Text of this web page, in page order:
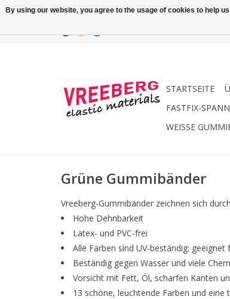
STARTSEITE
FASTFIX-
WEISSE
Grüne Gummibänder
Vreeberg-Gummibänder zeichnen sich
Hohe Dehnbarkeit
Latex- und PVC-frei
Alle Farben sind UV-beständig:
Beständig gegen Wasser und viele
Vorsicht mit Fett, Öl, scharfen Kanten
13 schöne, leuchtende Farben und eine
By using our website, you agree to the usage of cookies to help